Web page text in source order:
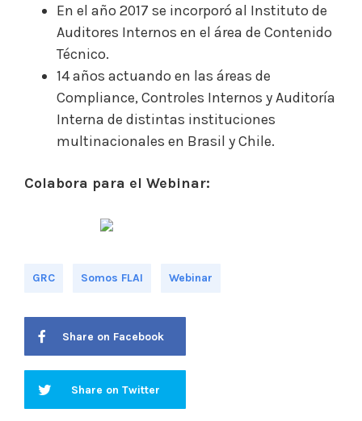
En el año 2017 se incorporó al Instituto de
Auditores Internos en el área de Contenido
Técnico.
14 años actuando en las áreas de
Compliance, Controles Internos y Auditoría
Interna de distintas instituciones
multinacionales en Brasil y Chile.
Colabora para el Webinar:
GRC Somos FLAI Webinar
Share on Facebook
Share on Twitter